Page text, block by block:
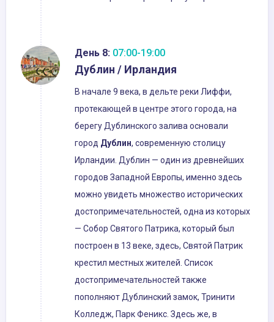
День 8: 07:00-19:00
Дублин / Ирландия
В начале 9 века, в дельте реки Лиффи,
протекающей в центре этого города, на
берегу Дублинского залива основали
город Дублин, современную столицу
Ирландии. Дублин — один из древнейших
городов Западной Европы, именно здесь
можно увидеть множество исторических
достопримечательностей, одна из которых
— Собор Святого Патрика, который был
построен в 13 веке, здесь, Святой Патрик
крестил местных жителей. Список
достопримечательностей также
пополняют Дублинский замок, Тринити
Колледж, Парк Феникс. Здесь же, в